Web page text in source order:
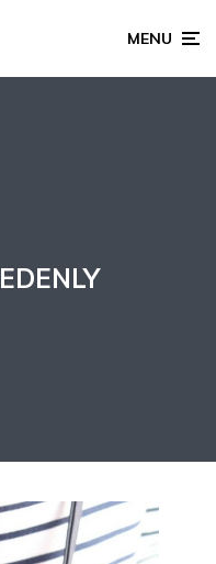
MENU
EDENLY